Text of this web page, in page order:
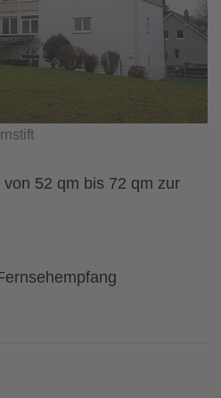
von 52 qm bis 72 qm zur